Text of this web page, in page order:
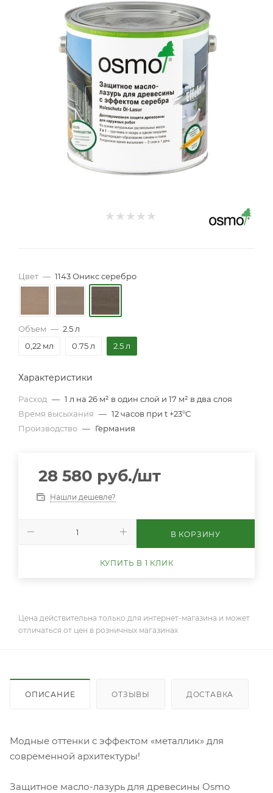
Цвет — 1143 Оникс серебро
Объем — 2.5 л
0,22 мл
0.75 л 2.5 л
Характеристики
Расход — 1 л на 26 м² в один слой и 17 м² в два слоя
Время высыхания — 12 часов при t +23°С
Производство — Германия
28 580 руб./шт
Нашли дешевле?
В КОРЗИНУ
КУПИТЬ В 1 КЛИК
Цена действительна только для интернет-магазина и может
отличаться от цен в розничных магазинах
ОПИСАНИЕ ОТЗЫВЫ ДОСТАВКА
Модные оттенки с эффектом «металлик» для
современной архитектуры!
Защитное масло-лазурь для древесины Osmo